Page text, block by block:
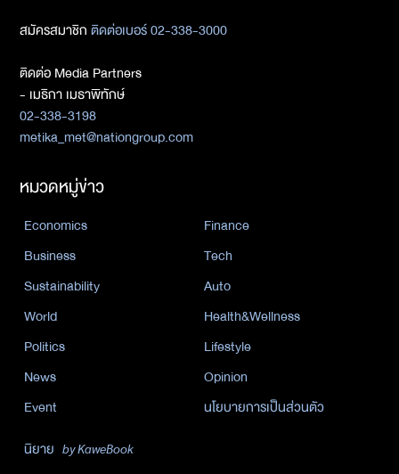
สมัครสมาชิกติดต่อเบอร์ 02-338-3000
ติดต่อ Media Partners
- เมธิกา เมธาพิทักษ์
02-338-3198
metika_met@nationgroup.com
หมวดหมู่ข่าว
Economics
Finance
Business
Tech
Sustainability
Auto
World
Health&Wellness
Politics
Lifestyle
News
Opinion
Event
นโยบายการเป็นส่วนตัว
นิยาย by KaweBook